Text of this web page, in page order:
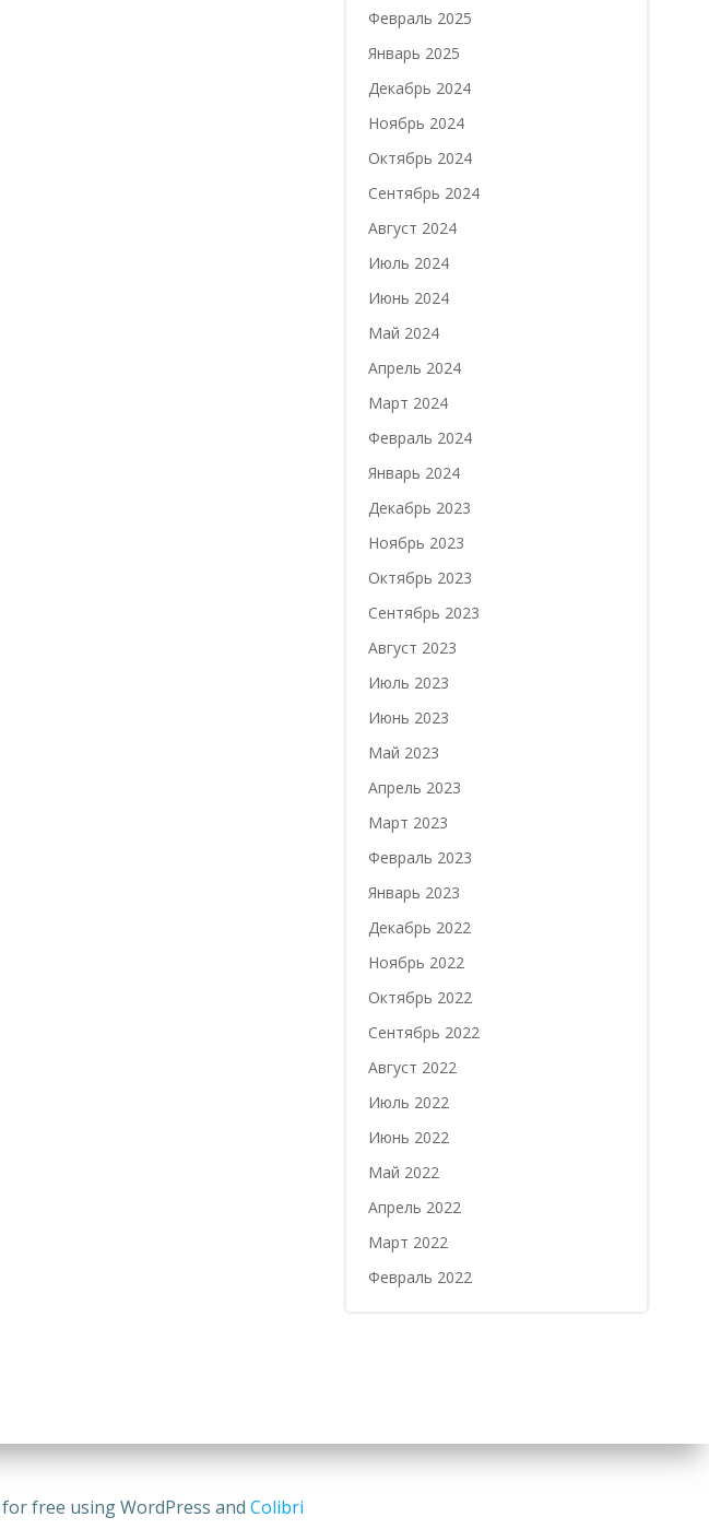
Февраль 2025
Январь 2025
Декабрь 2024
Ноябрь 2024
Октябрь 2024
Сентябрь 2024
Август 2024
Июль 2024
Июнь 2024
Май 2024
Апрель 2024
Март 2024
Февраль 2024
Январь 2024
Декабрь 2023
Ноябрь 2023
Октябрь 2023
Сентябрь 2023
Август 2023
Июль 2023
Июнь 2023
Май 2023
Апрель 2023
Март 2023
Февраль 2023
Январь 2023
Декабрь 2022
Ноябрь 2022
Октябрь 2022
Сентябрь 2022
Август 2022
Июль 2022
Июнь 2022
Май 2022
Апрель 2022
Март 2022
Февраль 2022
free using WordPress and Colibri